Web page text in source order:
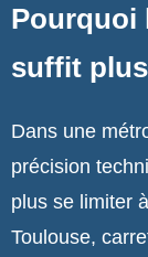
Pourquoi
suffit plus
Dans une
précision
plus se limiter
Toulouse,